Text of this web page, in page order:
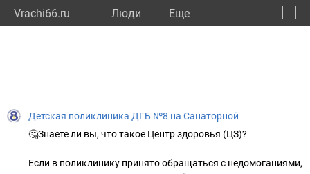
Vrachi66.ru Люди Eще
Детская поликлиника ДГБ №8 на Санаторной
🤔Знаете ли вы, что такое Центр здоровья (ЦЗ)?
Если в поликлинику принято обращаться с недомоганиями,